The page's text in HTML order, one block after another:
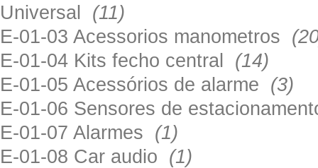
Universal (11)
E-01-03 Acessorios manometros
E-01-04 Kits fecho central (14)
E-01-05 Acessórios de alarme (3)
E-01-06 Sensores de
E-01-07 Alarmes (1)
E-01-08 Car audio (1)